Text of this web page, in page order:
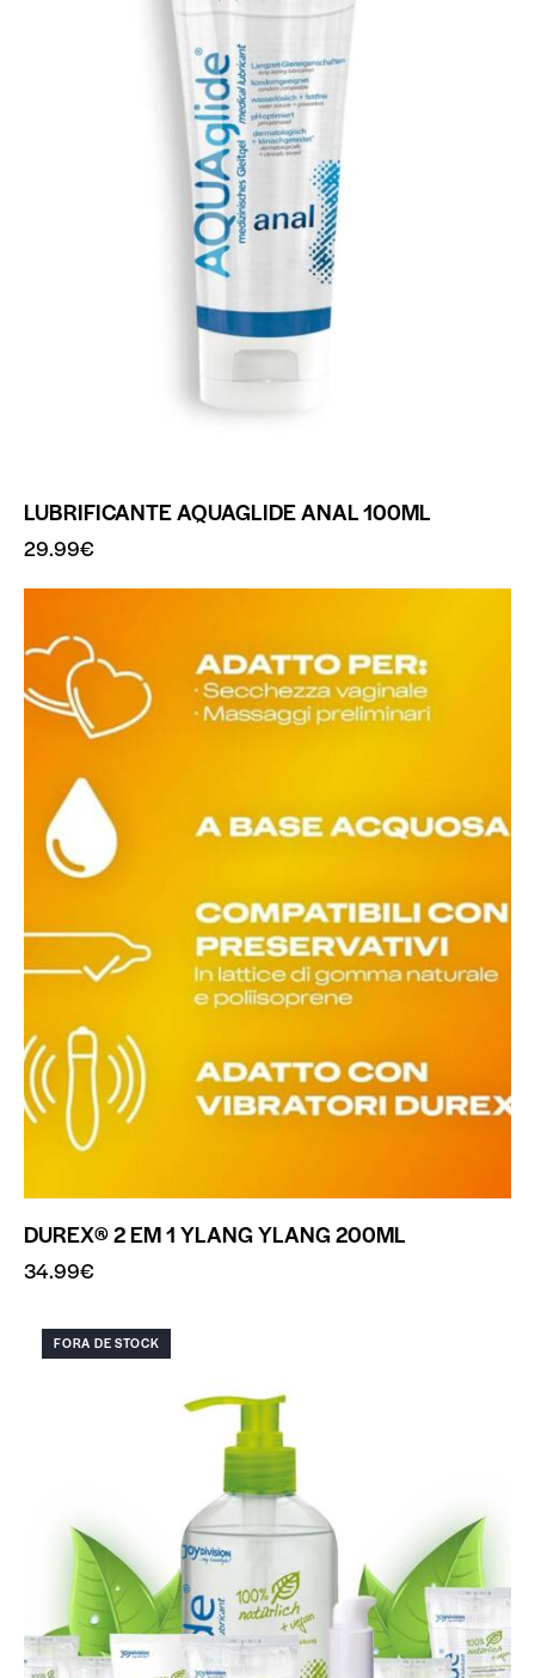
LUBRIFICANTE AQUAGLIDE ANAL 100ML
29.99€
DUREX® 2 EM 1 YLANG YLANG 200ML
34.99€
FORA DE STOCK